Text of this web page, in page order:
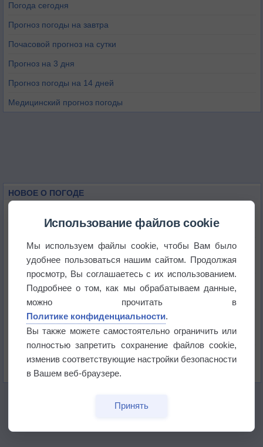
Погода сегодня
Прогноз погоды на завтра
Почасовой прогноз на сутки
Прогноз на 3 дня
Прогноз погоды на 14 дней
Медицинский прогноз погоды
НОВОЕ О ПОГОДЕ
Приложение построит маршрут через тень
Атмосфера начала замерзать
В Приморье обнаружены морские волны тепла
бабочек
Использование файлов cookie
Мы используем файлы cookie, чтобы Вам было
удобнее пользоваться нашим сайтом. Продолжая
просмотр, Вы соглашаетесь с их использованием.
Подробнее о том, как мы обрабатываем данные,
можно прочитать в
Политике конфиденциальности.
Вы также можете самостоятельно ограничить или
полностью запретить сохранение файлов cookie,
изменив соответствующие настройки безопасности
в Вашем веб-браузере.
Принять